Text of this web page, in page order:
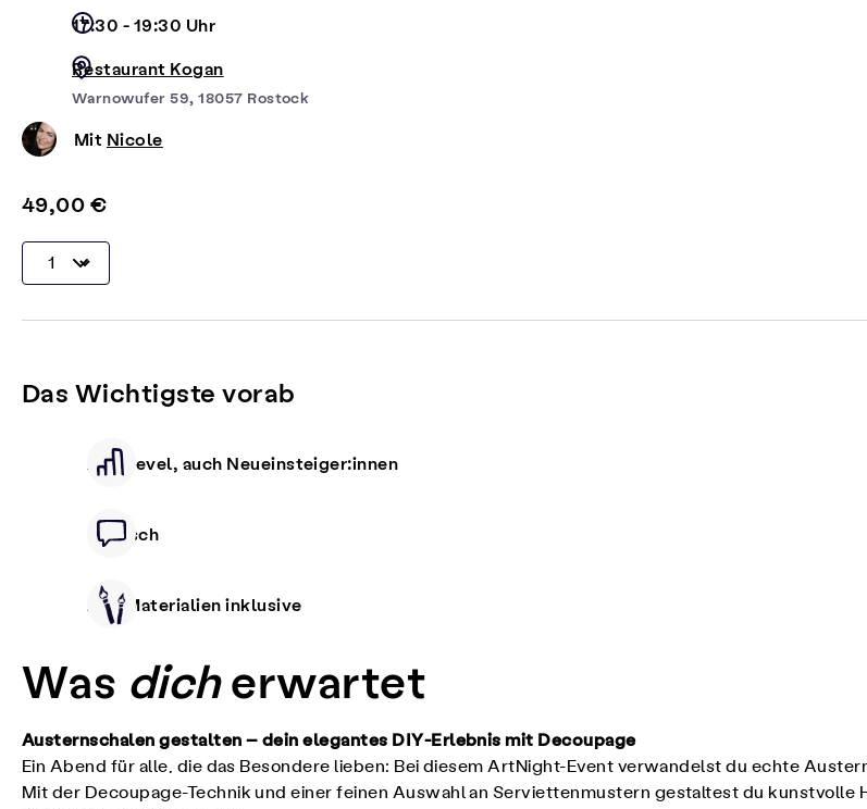
17:30 - 19:30 Uhr
Restaurant Kogan
Warnowufer 59, 18057 Rostock
Mit Nicole
49,00 €
Das Wichtigste vorab
Alle Level, auch Neueinsteiger:innen
Deutsch
Alle Materialien inklusive
Was dicherwartet
Austernschalen gestalten – dein elegantes DIY-Erlebnis mit Decoupage
Ein Abend für alle, die das Besondere lieben: Bei diesem ArtNight-Event verwandelst du echte
Mit der Decoupage-Technik und einer feinen Auswahl an Serviettenmustern gestaltest du kunstvolle